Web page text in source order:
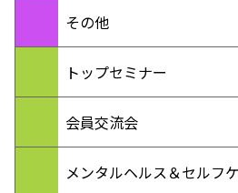
その他
トップセミナー
会員交流会
メンタルヘルス＆セルフ